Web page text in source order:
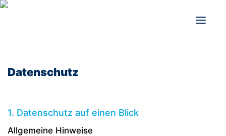
Datenschutz
1. Datenschutz auf einen Blick
Allgemeine Hinweise